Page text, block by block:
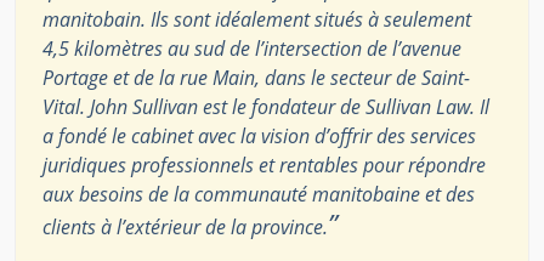
manitobain. Ils sont idéalement situés à seulement
4,5 kilomètres au sud de l’intersection de l’avenue
Portage et de la rue Main, dans le secteur de Saint-
Vital. John Sullivan est le fondateur de Sullivan Law. Il
a fondé le cabinet avec la vision d’offrir des services
juridiques professionnels et rentables pour répondre
aux besoins de la communauté manitobaine et des
clients à l’extérieur de la province.”